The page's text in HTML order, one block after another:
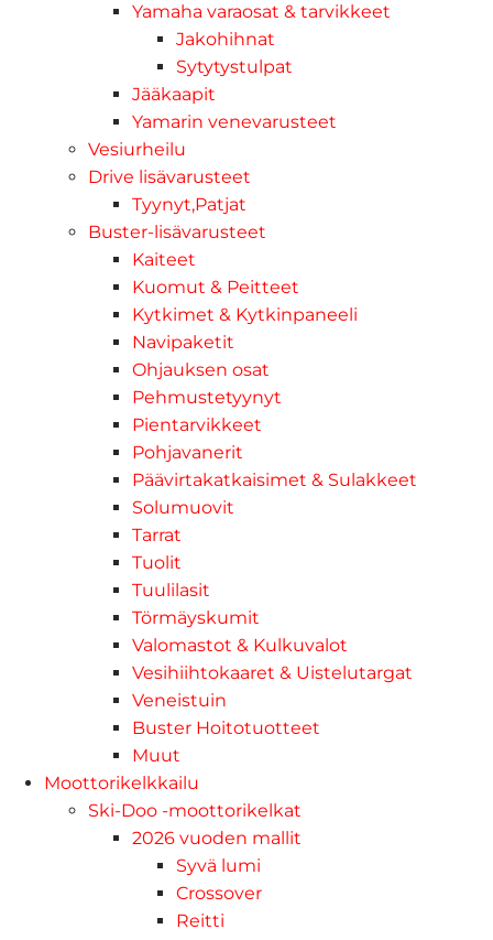
Yamaha varaosat & tarvikkeet
Jakohihnat
Sytytystulpat
Jääkaapit
Yamarin venevarusteet
Vesiurheilu
Drive lisävarusteet
Tyynyt,Patjat
Buster-lisävarusteet
Kaiteet
Kuomut & Peitteet
Kytkimet & Kytkinpaneeli
Navipaketit
Ohjauksen osat
Pehmustetyynyt
Pientarvikkeet
Pohjavanerit
Päävirtakatkaisimet & Sulakkeet
Solumuovit
Tarrat
Tuolit
Tuulilasit
Törmäyskumit
Valomastot & Kulkuvalot
Vesihiihtokaaret & Uistelutargat
Veneistuin
Buster Hoitotuotteet
Muut
Moottorikelkkailu
Ski-Doo -moottorikelkat
2026 vuoden mallit
Syvä lumi
Crossover
Reitti